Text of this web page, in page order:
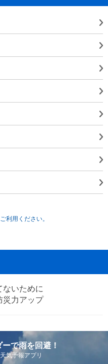
利用ください。
ないために
災力アップ
で雨を回避！
気予報アプリ